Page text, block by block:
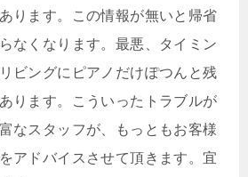
ります。この情報が無いと帰省
なくなります。最悪、タイミン
ビングにピアノだけぽつんと残
ります。こういったトラブルが
なスタッフが、もっともお客様
アドバイスさせて頂きます。宜